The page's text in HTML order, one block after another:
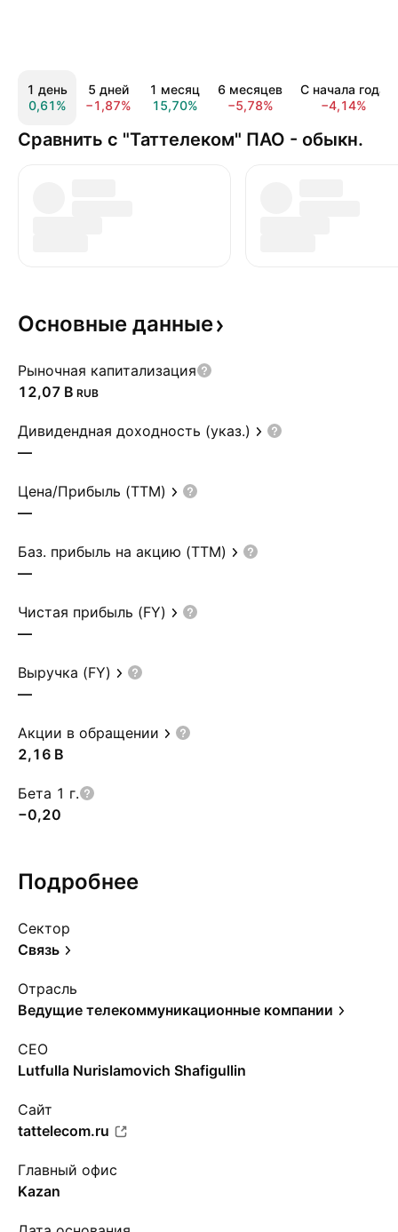
1 день
0,61%
5 дней
−1,87%
1 месяц
15,70%
6 месяцев
−5,78%
С начала года
−4,14%
Сравнить с "Таттелеком" ПАО - обыкн.
Основные данные
Рыночная капитализация
‪12,07 B‬ RUB
Дивидендная доходность (указ.)
—
Цена/Прибыль (TTM)
—
Баз. прибыль на акцию (TTM)
—
Чистая прибыль (FY)
—
Выручка (FY)
—
Акции в обращении
‪2,16 B‬
Бета 1 г.
−0,20
Подробнее
Сектор
Связь
Отрасль
Ведущие телекоммуникационные компании
CEO
Lutfulla Nurislamovich Shafigullin
Сайт
tattelecom.ru
Главный офис
Kazan